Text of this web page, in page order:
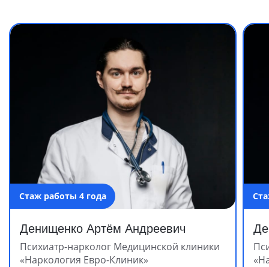
Стаж работы 4 года
Денищенко Артём Андреевич
Психиатр-нарколог Медицинской клиники
«Наркология Евро-Клиник»